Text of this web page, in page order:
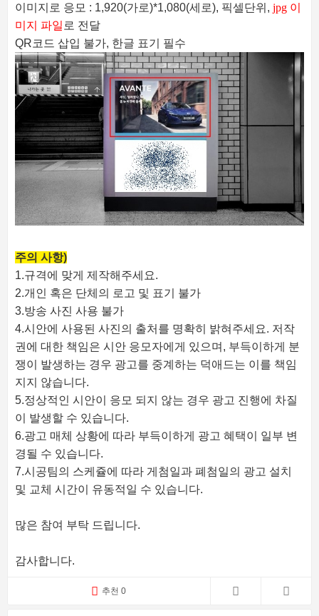
이미지로 응모 : 1,920(가로)*1,080(세로), 픽셀단위, jpg 이
미지 파일 로 전달
QR코드 삽입 불가, 한글 표기 필수
주의 사항)
1.규격에 맞게 제작해주세요.
2.개인 혹은 단체의 로고 및 표기 불가
3.방송 사진 사용 불가
4.시안에 사용된 사진의 출처를 명확히 밝혀주세요. 저작
권에 대한 책임은 시안 응모자에게 있으며, 부득이하게 분
쟁이 발생하는 경우 광고를 중계하는 덕애드는 이를 책임
지지 않습니다.
5.정상적인 시안이 응모 되지 않는 경우 광고 진행에 차질
이 발생할 수 있습니다.
6.광고 매체 상황에 따라 부득이하게 광고 혜택이 일부 변
경될 수 있습니다.
7.시공팀의 스케쥴에 따라 게첨일과 폐첨일의 광고 설치
및 교체 시간이 유동적일 수 있습니다.
많은 참여 부탁 드립니다.
감사합니다.
추천 0